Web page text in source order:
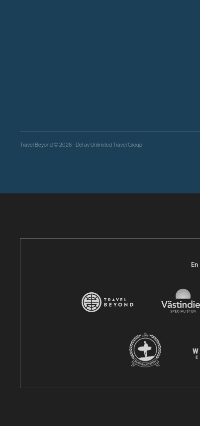
Travel Beyond © 2026 - Del avUnlimited Travel Group